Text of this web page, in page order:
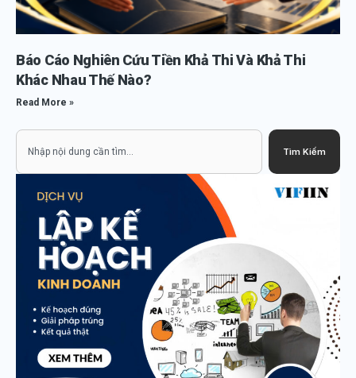
Báo Cáo Nghiên Cứu Tiền Khả Thi Và Khả Thi
Khác Nhau Thế Nào?
Read More »
Tìm Kiếm